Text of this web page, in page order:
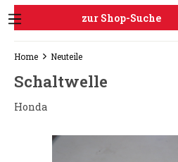
zur Shop-Suche
Home Neuteile
Schaltwelle
Honda